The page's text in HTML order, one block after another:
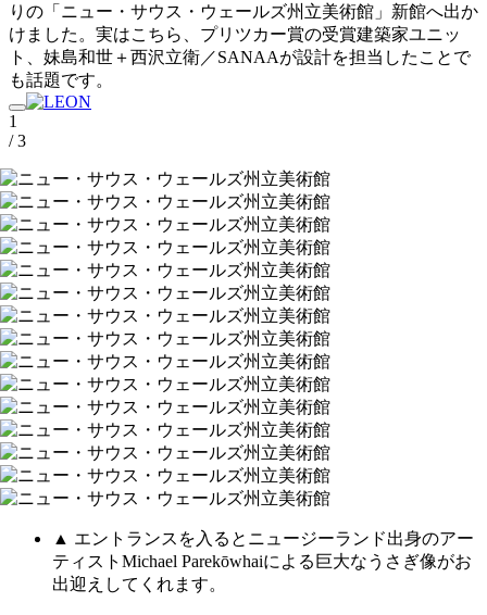
りの「ニュー・サウス・ウェールズ州立美術館」新館へ出か
けました。実はこちら、プリツカー賞の受賞建築家ユニッ
ト、妹島和世＋西沢立衛／SANAAが設計を担当したことで
も話題です。
1
/ 3
▲ エントランスを入るとニュージーランド出身のアー
ティストMichael Parekōwhaiによる巨大なうさぎ像がお
出迎えしてくれます。